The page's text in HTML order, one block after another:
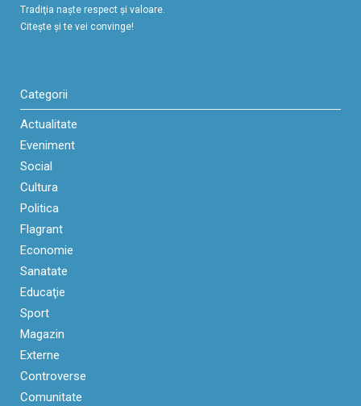
Tradiţia naşte respect şi valoare.
Citeşte şi te vei convinge!
Categorii
Actualitate
Eveniment
Social
Cultura
Politica
Flagrant
Economie
Sanatate
Educaţie
Sport
Magazin
Externe
Controverse
Comunitate